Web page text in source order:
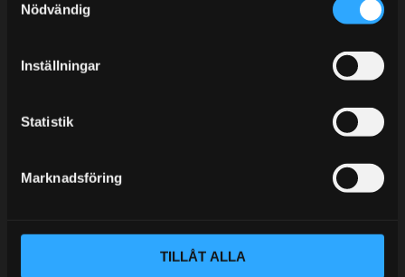
Nödvändig
Inställningar
Statistik
Marknadsföring
TILLÅT ALLA
KUNSKAPSCENTER
KUNDTJÄNST